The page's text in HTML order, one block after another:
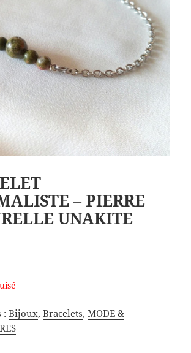
– PIERRE
UNAKITE
: Bijoux, Bracelets, MODE &